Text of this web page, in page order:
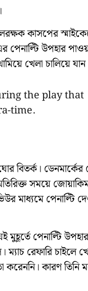
কাসপের
পেনাল্টি উপহার
খেলা চালিয়ে
the play that
time.
বিতর্ক।
সময়ে
মাধ্যমে পেনাল্টি
মুহূর্তে পেনাল্টি
রেফারি চাইলে
কারণ তিনি